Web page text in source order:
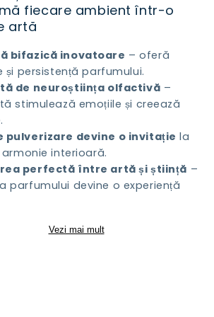
fiecare ambient într-o
artă
bifazică inovatoare – oferă
și persistență parfumului.
de neuroștiința olfactivă –
stimulează emoțiile și creează
pulverizare devine o invitație la
armonie interioară.
perfectă între artă și știință –
parfumului devine o experiență
Vezi mai mult